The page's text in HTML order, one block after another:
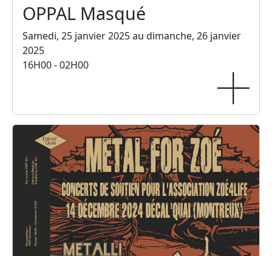
OPPAL Masqué
Samedi, 25 janvier 2025 au dimanche, 26 janvier
2025
16H00 - 02H00